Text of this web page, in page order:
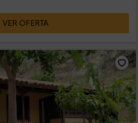
VER OFERTA